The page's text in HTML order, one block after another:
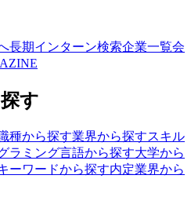
長期インターン検索企業一覧会
す
種から探す業界から探すスキル
ラミング言語から探す大学から
ーワードから探す内定業界から